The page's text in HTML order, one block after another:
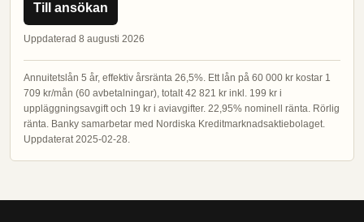
Till ansökan
Uppdaterad 8 augusti 2026
Annuitetslån 5 år, effektiv årsränta 26,5%. Ett lån på 60 000 kr kostar 1
709 kr/mån (60 avbetalningar), totalt 42 821 kr inkl. 199 kr i
uppläggningsavgift och 19 kr i aviavgifter. 22,95% nominell ränta. Rörlig
ränta. Banky samarbetar med Nordiska Kreditmarknadsaktiebolaget.
Uppdaterat 2025-02-28.